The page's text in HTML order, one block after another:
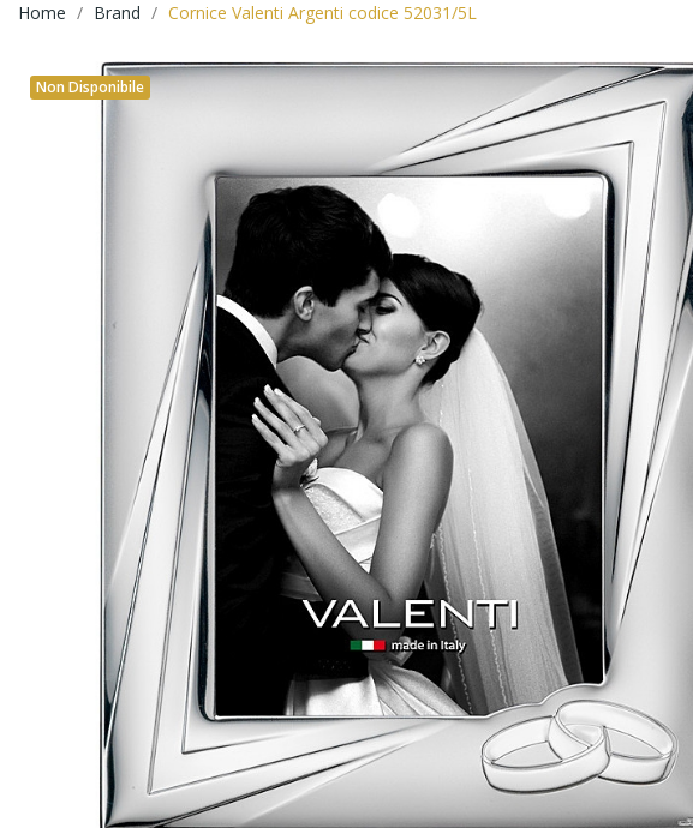
Home Brand Cornice Valenti Argenti codice 52031/5L
Non Disponibile